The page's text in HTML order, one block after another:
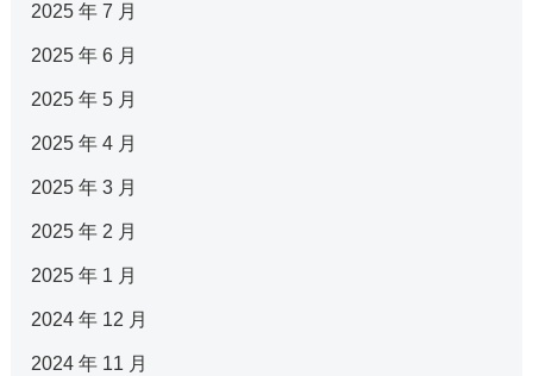
2025 年 7 月
2025 年 6 月
2025 年 5 月
2025 年 4 月
2025 年 3 月
2025 年 2 月
2025 年 1 月
2024 年 12 月
2024 年 11 月